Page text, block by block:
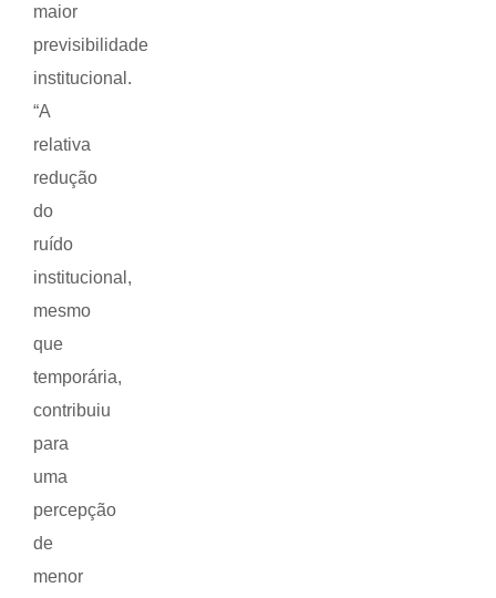
maior
previsibilidade
institucional.
“A
relativa
redução
do
ruído
institucional,
mesmo
que
temporária,
contribuiu
para
uma
percepção
de
menor